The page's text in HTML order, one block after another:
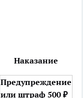
Наказание
Предупреждение
или штраф 500 ₽